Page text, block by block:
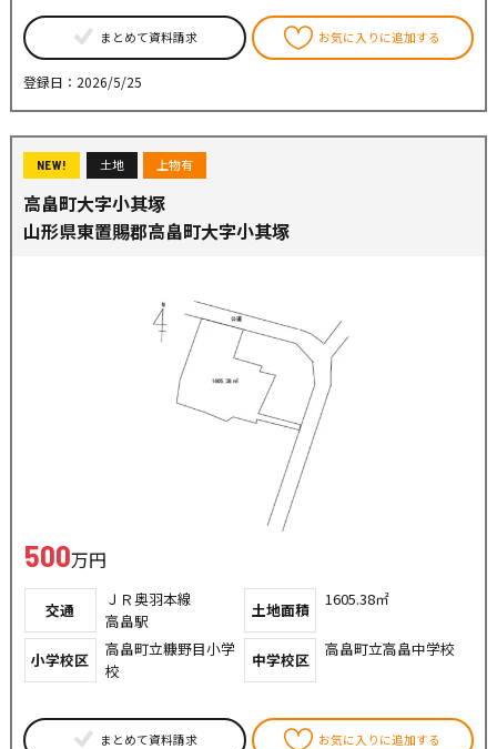
まとめて資料請求 お気に入りに追加する
登録日：2026/5/25
NEW! 土地 上物有
高畠町大字小其塚
山形県東置賜郡高畠町大字小其塚
500万円
交通
ＪＲ奥羽本線
高畠駅
土地面積
1605.38㎡
小学校区
高畠町立糠野目小学
校
中学校区
高畠町立高畠中学校
まとめて資料請求 お気に入りに追加する